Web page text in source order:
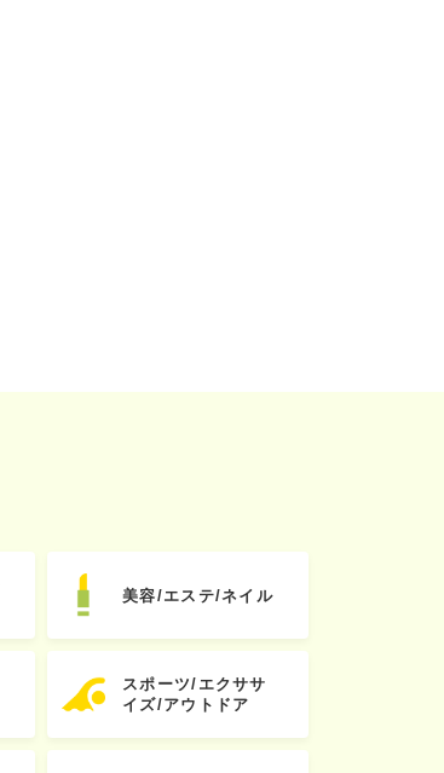
美容/エステ/ネイル
スポーツ/エクササ
イズ/アウトドア